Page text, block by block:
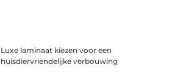
Luxe laminaat kiezen voor een
huisdiervriendelijke verbouwing